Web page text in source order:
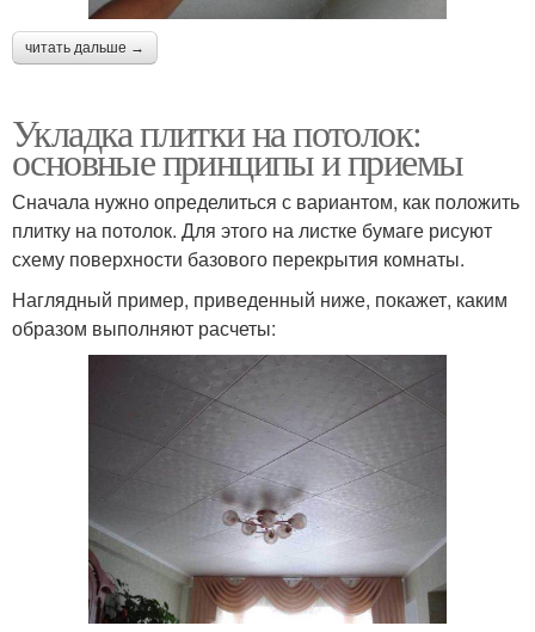
читать дальше →
Укладка плитки на потолок:
основные принципы и приемы
Сначала нужно определиться с вариантом, как положить
плитку на потолок. Для этого на листке бумаге рисуют
схему поверхности базового перекрытия комнаты.
Наглядный пример, приведенный ниже, покажет, каким
образом выполняют расчеты: